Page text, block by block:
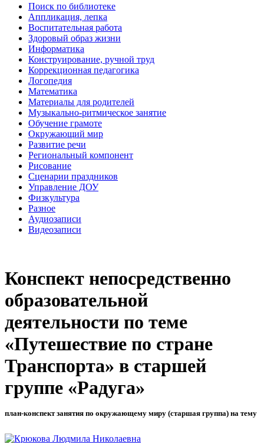
Поиск по библиотеке
Аппликация, лепка
Воспитательная работа
Здоровый образ жизни
Информатика
Конструирование, ручной труд
Коррекционная педагогика
Логопедия
Математика
Материалы для родителей
Музыкально-ритмическое занятие
Обучение грамоте
Окружающий мир
Развитие речи
Региональный компонент
Рисование
Сценарии праздников
Управление ДОУ
Физкультура
Разное
Аудиозаписи
Видеозаписи
Конспект непосредственно
образовательной
деятельности по теме
«Путешествие по стране
Транспорта» в старшей
группе «Радуга»
план-конспект занятия по окружающему миру (старшая группа) на тему